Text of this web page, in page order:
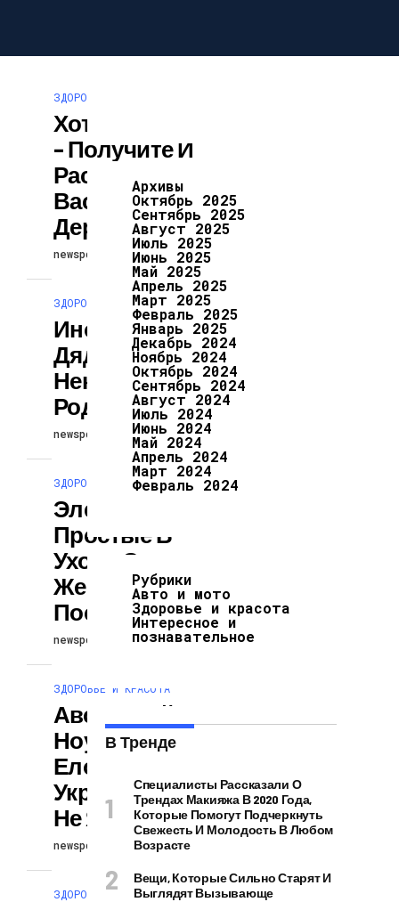
ЗДОРОВЬЕ И КРАСОТА
Хотели Шашлык
– Получите И
Распишитесь,
Вас Больше Не
Держат
newspodcast 24.02.2024
ЗДОРОВЬЕ И КРАСОТА
Иногда Чужой
Дядька Роднее
Некоторых
Родителей
newspodcast 24.02.2024
ЗДОРОВЬЕ И КРАСОТА
Элегантные И
Простые В
Уходе Стрижки
Женщинам
После 40 Лет
newspodcast 24.02.2024
ЗДОРОВЬЕ И КРАСОТА
Австралийское
Ноу- Хау В
Елочных
Украшениях, И
Не Ядовитое
newspodcast 24.02.2024
ЗДОРОВЬЕ И КРАСОТА
Архивы
Октябрь 2025
Сентябрь 2025
Август 2025
Июль 2025
Июнь 2025
Май 2025
Апрель 2025
Март 2025
Февраль 2025
Январь 2025
Декабрь 2024
Ноябрь 2024
Октябрь 2024
Сентябрь 2024
Август 2024
Июль 2024
Июнь 2024
Май 2024
Апрель 2024
Март 2024
Февраль 2024
Рубрики
Авто и мото
Здоровье и красота
Интересное и
познавательное
В Тренде
Специалисты Рассказали О
Трендах Макияжа В 2020 Года,
Которые Помогут Подчеркнуть
Свежесть И Молодость В Любом
Возрасте
Вещи, Которые Сильно Старят И
Выглядят Вызывающе